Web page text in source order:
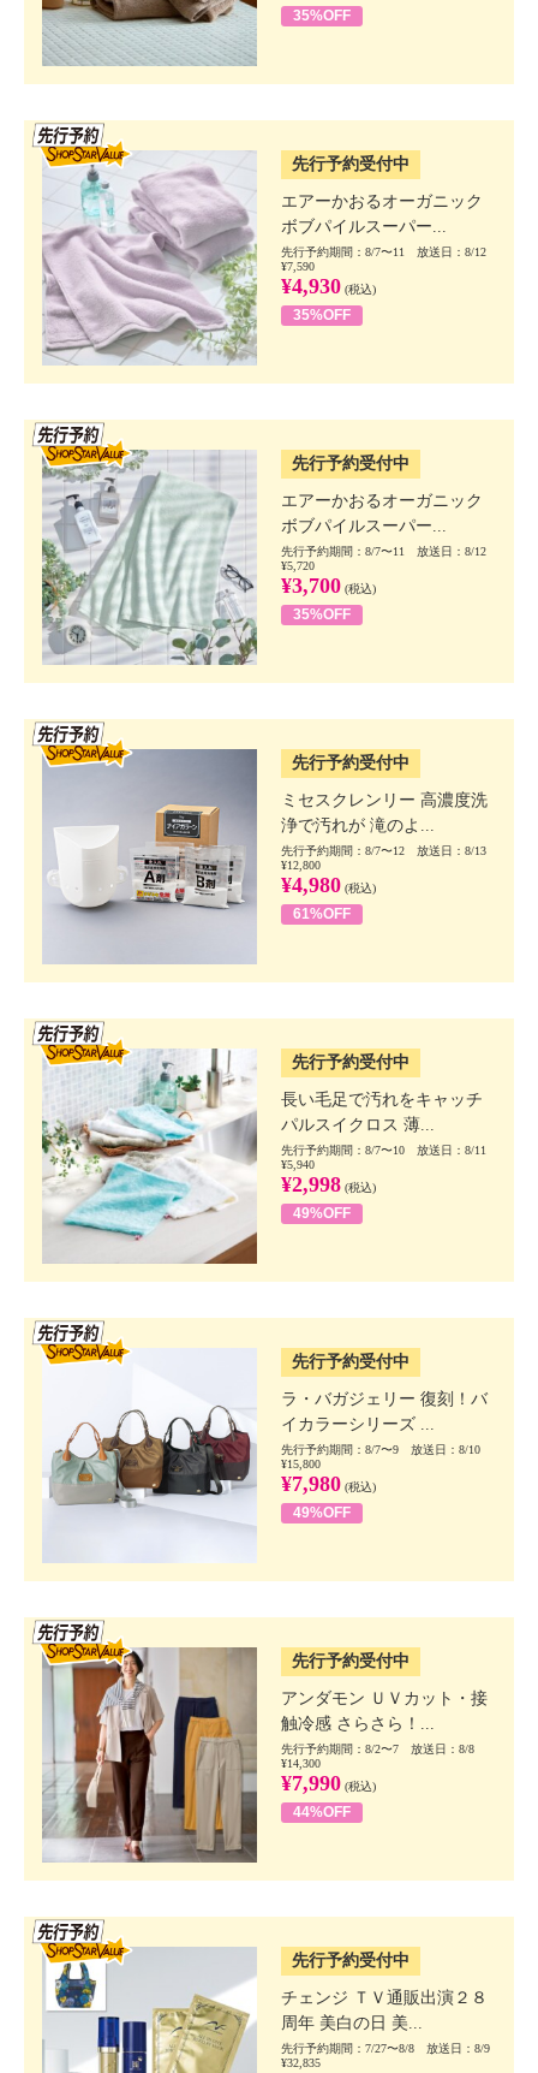
35%OFF
先行予約受付中
エアーかおるオーガニック
ボブパイルスーパー...
先行予約期間：8/7〜11 放送日：8/12
¥7,590
¥4,930 (税込)
35%OFF
先行予約受付中
エアーかおるオーガニック
ボブパイルスーパー...
先行予約期間：8/7〜11 放送日：8/12
¥5,720
¥3,700 (税込)
35%OFF
先行予約受付中
ミセスクレンリー 高濃度洗
浄で汚れが 滝のよ...
先行予約期間：8/7〜12 放送日：8/13
¥12,800
¥4,980 (税込)
61%OFF
先行予約受付中
長い毛足で汚れをキャッチ
パルスイクロス 薄...
先行予約期間：8/7〜10 放送日：8/11
¥5,940
¥2,998 (税込)
49%OFF
先行予約受付中
ラ・バガジェリー 復刻！バ
イカラーシリーズ ...
先行予約期間：8/7〜9 放送日：8/10
¥15,800
¥7,980 (税込)
49%OFF
先行予約受付中
アンダモン ＵＶカット・接
触冷感 さらさら！...
先行予約期間：8/2〜7 放送日：8/8
¥14,300
¥7,990 (税込)
44%OFF
先行予約受付中
チェンジ ＴＶ通販出演２８
周年 美白の日 美...
先行予約期間：7/27〜8/8 放送日：8/9
¥32,835